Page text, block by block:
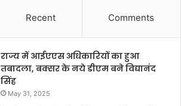
Recent Comments
राज्य में आईएएस अधिकारियों का हुआ
तबादला, बक्सर के नये डीएम बने विद्यानंद
सिंह
May 31, 2025